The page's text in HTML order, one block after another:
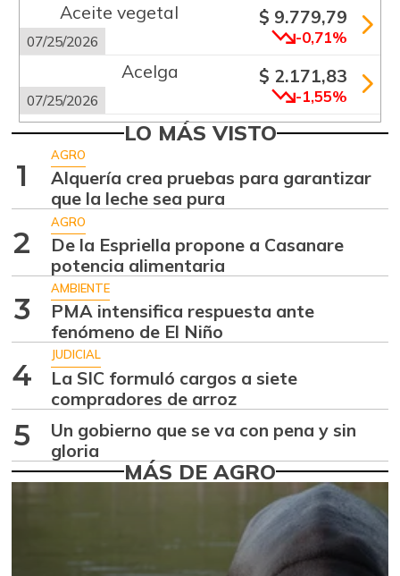
Aceite vegetal
07/25/2026
$ 9.779,79
-0,71%
Acelga
07/25/2026
$ 2.171,83
-1,55%
Aguacate común
07/25/2026
$ 6.672,89
Aguacate hass
07/25/2026
$ 7.289,10
-2,98%
Aguacate
papelillo
07/25/2026
Ahuyama
07/25/2026
Ahuyamín $ 1.672,87
+7,50%
Ajo
07/25/2026 -2,18%
$ 2.880,14
+4,83%
Ají topito dulce $ 3.229,50
LO MÁS VISTO
1
AGRO
Alquería crea pruebas para garantizar
que la leche sea pura
2
AGRO
De la Espriella propone a Casanare
potencia alimentaria
3
AMBIENTE
PMA intensifica respuesta ante
fenómeno de El Niño
4
JUDICIAL
La SIC formuló cargos a siete
compradores de arroz
5
Un gobierno que se va con pena y sin
gloria
MÁS DE AGRO